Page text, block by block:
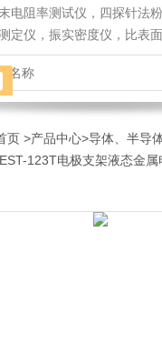
电阻率测试仪，四探针法
定仪，振实密度仪，比表
块透气率仪，炭块二氧化
页>产品中心>导体、半导
123T电极支架液态金属